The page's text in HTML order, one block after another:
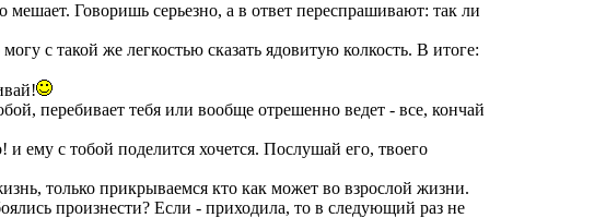
Говоришь серьезно, а в ответ переспрашивают: так ли
с такой же легкостью сказать ядовитую колкость. В итоге:
перебивает тебя или вообще отрешенно ведет - все, кончай
ему с тобой поделится хочется. Послушай его, твоего
только прикрываемся кто как может во взрослой жизни.
произнести? Если - приходила, то в следующий раз не